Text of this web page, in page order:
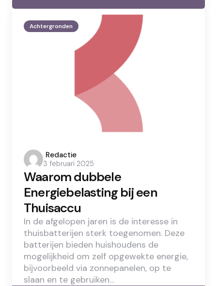
Achtergronden
Posted
by
Redactie
3 februari 2025
Waarom dubbele
Energiebelasting bij een
Thuisaccu
In de afgelopen jaren is de interesse in
thuisbatterijen sterk toegenomen. Deze
batterijen bieden huishoudens de
mogelijkheid om zelf opgewekte energie,
bijvoorbeeld via zonnepanelen, op te
slaan en te gebruiken…